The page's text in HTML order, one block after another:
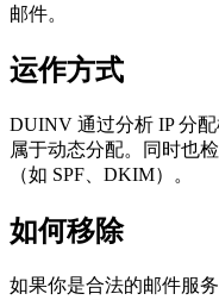
邮件。
运作方式
DUINV 通过分析 IP 分
属于动态分配。同时也
（如 SPF、DKIM）。
如何移除
如果你是合法的邮件服